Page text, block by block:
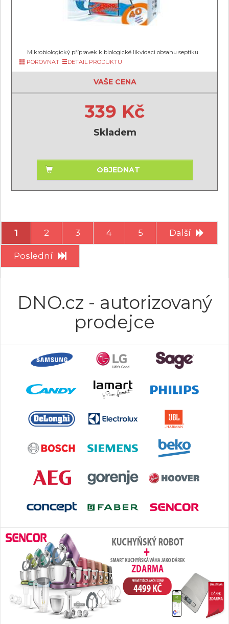
Mikrobiologický přípravek k biologické likvidaci obsahu septiku.
POROVNAT
DETAIL PRODUKTU
VAŠE CENA
339 Kč
Skladem
OBJEDNAT
1 2 3 4 5 Další
Poslední
DNO.cz - autorizovaný
prodejce